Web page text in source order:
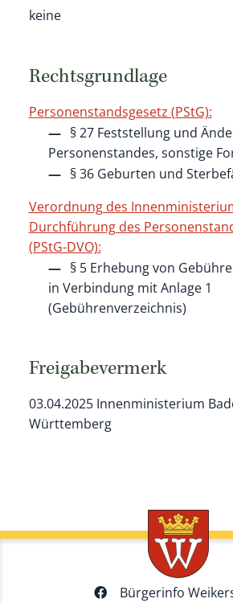
keine
Rechtsgrundlage
Personenstandsgesetz (PStG):
§ 27 Feststellung und
Personenstandes, sonstige
§ 36 Geburten und
Verordnung des
Durchführung des
(PStG-DVO):
§ 5 Erhebung von
in Verbindung mit Anlage 1
(Gebührenverzeichnis)
Freigabevermerk
03.04.2025 Innenministerium
Württemberg
Bürgerinfo